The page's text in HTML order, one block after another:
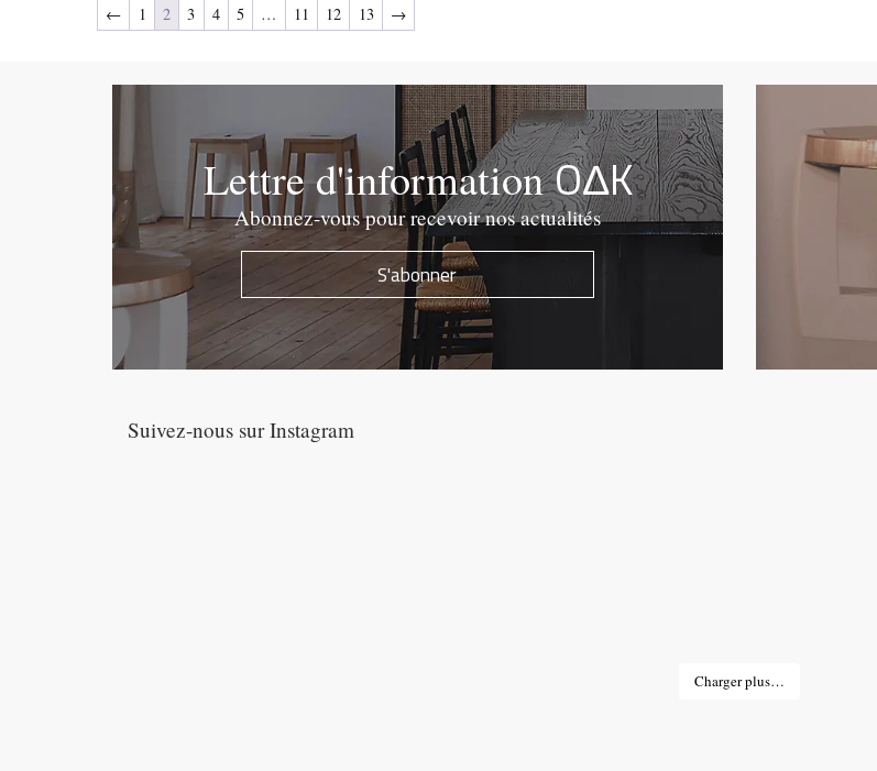
← 1 2 3 4 5 … 11 12 13 →
Lettre d'informationOΔK
Abonnez-vous pour recevoir nos actualités
S'abonner
Suivez-nous sur Instagram
Charger plus…